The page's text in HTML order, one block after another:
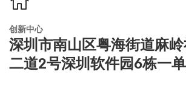
创新中心
深圳市南山区粤海街道麻
二道2号深圳软件园6栋一